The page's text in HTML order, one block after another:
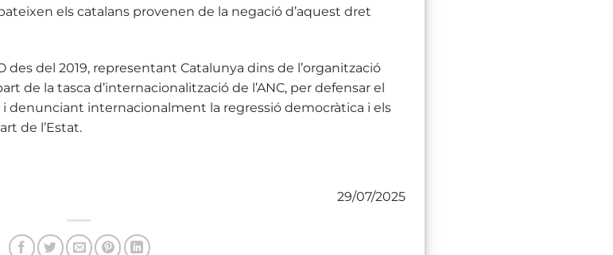
els catalans provenen de la negació d’aquest dret
des del 2019, representant Catalunya dins de l’organització
de la tasca d’internacionalització de l’ANC, per defensar el
denunciant internacionalment la regressió democràtica i els
de l’Estat.
29/07/2025